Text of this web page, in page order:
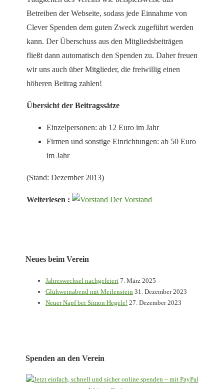
Betreiben der Webseite, sodass jede Einnahme von
Clever Spenden dem guten Zweck zugeführt werden
kann. Der Überschuss aus den Mitgliedsbeiträgen
fließt dann automatisch den Spenden zu. Daher freuen
wir uns auch über Mitglieder, die freiwillig einen
höheren Beitrag zahlen!
Übersicht der Beitragssätze
Einzelpersonen: ab 12 Euro im Jahr
Firmen und sonstige Einrichtungen: ab 50 Euro
im Jahr
(Stand: Dezember 2013)
Weiterlesen : Der Vorstand
Neues beim Verein
Jahreswechsel nachgefeiert 7. März 2025
Glühweinabend mit Meilenstein 31. Dezember 2023
Neuer Napf bei Simon Hegele! 27. Dezember 2023
Spenden an den Verein